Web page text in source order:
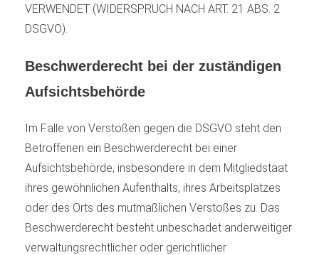
VERWENDET (WIDERSPRUCH NACH ART. 21 ABS. 2
DSGVO).
Beschwerde­recht bei der zuständigen
Aufsichts­behörde
Im Falle von Verstößen gegen die DSGVO steht den
Betroffenen ein Beschwerderecht bei einer
Aufsichtsbehörde, insbesondere in dem Mitgliedstaat
ihres gewöhnlichen Aufenthalts, ihres Arbeitsplatzes
oder des Orts des mutmaßlichen Verstoßes zu. Das
Beschwerderecht besteht unbeschadet anderweitiger
verwaltungsrechtlicher oder gerichtlicher